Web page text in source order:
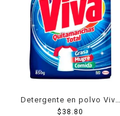
Detergente en polvo Viva
regular quitamanchas total
$ 38.80